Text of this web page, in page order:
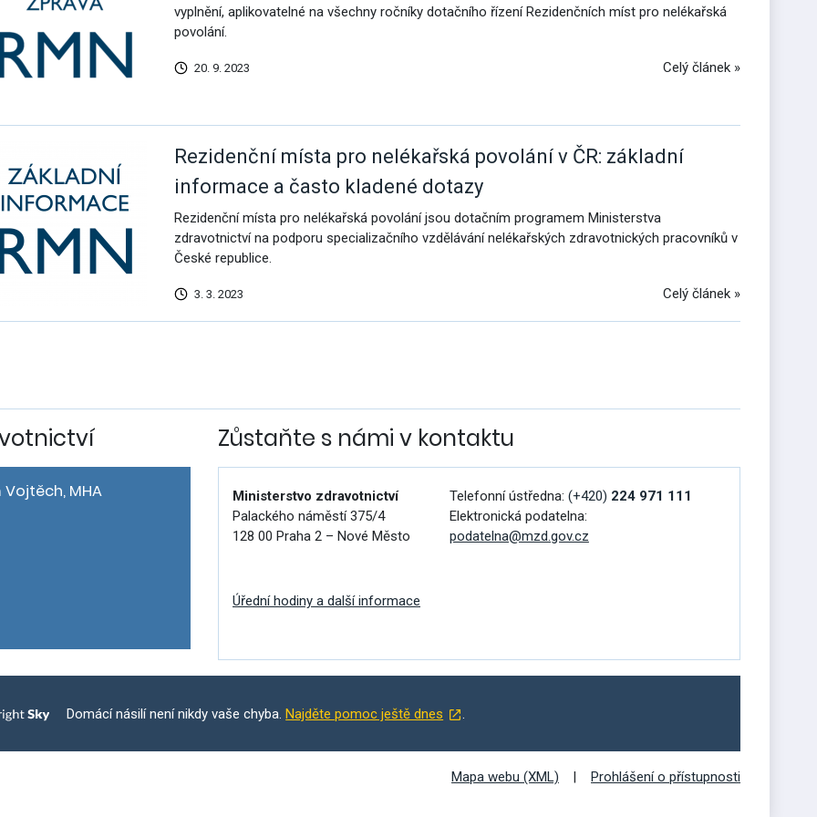
vyplnění, aplikovatelné na všechny ročníky dotačního řízení Rezidenčních míst pro nelékařská
povolání.
20. 9. 2023 Celý článek »
Rezidenční místa pro nelékařská povolání v ČR: základní
informace a často kladené dotazy
Rezidenční místa pro nelékařská povolání jsou dotačním programem Ministerstva
zdravotnictví na podporu specializačního vzdělávání nelékařských zdravotnických pracovníků v
České republice.
3. 3. 2023 Celý článek »
MHA
Zůstaňte s námi v kontaktu
Ministerstvo zdravotnictví
Palackého náměstí 375/4
128 00 Praha 2 – Nové Město
Telefonní ústředna: (+420) 224 971 111
Elektronická podatelna:
podatelna@mzd.gov.cz
Úřední hodiny a další informace
Domácí násilí není nikdy vaše chyba.Najděte pomoc ještě dnes .
Mapa webu (XML) Prohlášení o přístupnosti